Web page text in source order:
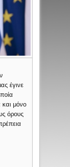
έγινε
και μόνο
όρους